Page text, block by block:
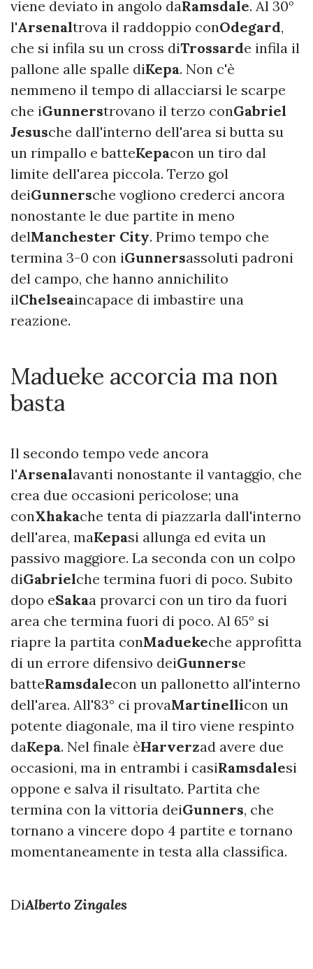
viene deviato in angolo daRamsdale. Al 30°
l'Arsenaltrova il raddoppio conOdegard,
che si infila su un cross diTrossarde infila il
pallone alle spalle diKepa. Non c'è
nemmeno il tempo di allacciarsi le scarpe
che iGunnerstrovano il terzo conGabriel
Jesusche dall'interno dell'area si butta su
un rimpallo e batteKepacon un tiro dal
limite dell'area piccola. Terzo gol
deiGunnersche vogliono crederci ancora
nonostante le due partite in meno
delManchester City. Primo tempo che
termina 3-0 con iGunnersassoluti padroni
del campo, che hanno annichilito
ilChelseaincapace di imbastire una
reazione.
Madueke accorcia ma non
basta
Il secondo tempo vede ancora
l'Arsenalavanti nonostante il vantaggio, che
crea due occasioni pericolose; una
conXhakache tenta di piazzarla dall'interno
dell'area, maKepasi allunga ed evita un
passivo maggiore. La seconda con un colpo
diGabrielche termina fuori di poco. Subito
dopo eSakaa provarci con un tiro da fuori
area che termina fuori di poco. Al 65° si
riapre la partita conMaduekeche approfitta
di un errore difensivo deiGunnerse
batteRamsdalecon un pallonetto all'interno
dell'area. All'83° ci provaMartinellicon un
potente diagonale, ma il tiro viene respinto
daKepa. Nel finale èHarverzad avere due
occasioni, ma in entrambi i casiRamsdalesi
oppone e salva il risultato. Partita che
termina con la vittoria deiGunners, che
tornano a vincere dopo 4 partite e tornano
momentaneamente in testa alla classifica.
DiAlberto Zingales